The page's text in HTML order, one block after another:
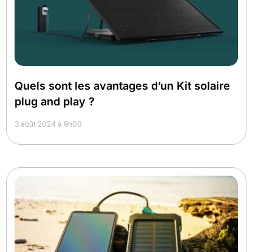
Quels sont les avantages d’un Kit solaire
plug and play ?
3 août 2024 à 9h00